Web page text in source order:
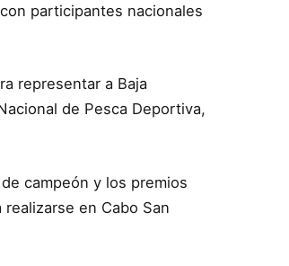
participantes nacionales
representar a Baja
de Pesca Deportiva,
campeón y los premios
en Cabo San